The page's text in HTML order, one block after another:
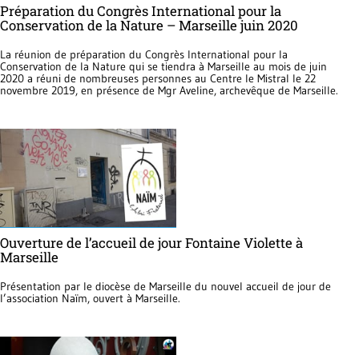
Préparation du Congrès International pour la
Conservation de la Nature – Marseille juin 2020
La réunion de préparation du Congrès International pour la
Conservation de la Nature qui se tiendra à Marseille au mois de juin
2020 a réuni de nombreuses personnes au Centre le Mistral le 22
novembre 2019, en présence de Mgr Aveline, archevêque de Marseille.
Ouverture de l’accueil de jour Fontaine Violette à
Marseille
Présentation par le diocèse de Marseille du nouvel accueil de jour de
l’association Naïm, ouvert à Marseille.